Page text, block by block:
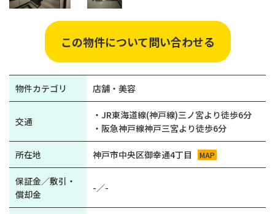
この物件について問い合わせる
物件カテゴリ 店舗・美容
交通
・JR東海道線(神戸線)三ノ宮より徒歩6分
・阪急神戸線神戸三宮より徒歩6分
所在地 神戸市中央区御幸通4丁目 MAP
保証金／敷引・
償却金
-／-